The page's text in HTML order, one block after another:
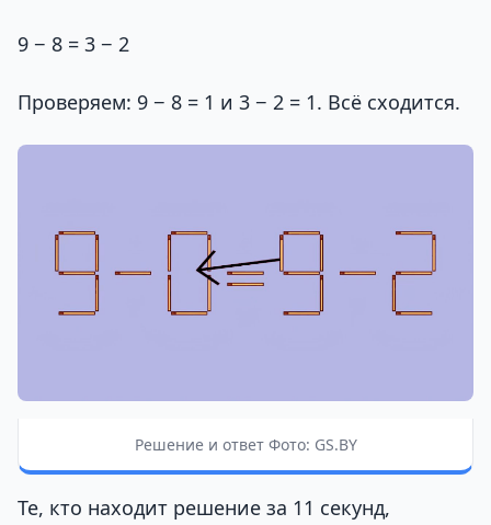
9 − 8 = 3 − 2
Проверяем: 9 − 8 = 1 и 3 − 2 = 1. Всё сходится.
Решение и ответ Фото: GS.BY
Те, кто находит решение за 11 секунд,